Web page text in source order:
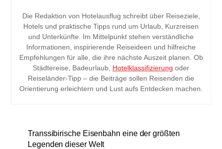
Die Redaktion von Hotelausflug schreibt über Reiseziele,
Hotels und praktische Tipps rund um Urlaub, Kurzreisen
und Unterkünfte. Im Mittelpunkt stehen verständliche
Informationen, inspirierende Reiseideen und hilfreiche
Empfehlungen für alle, die ihre nächste Auszeit planen. Ob
Städtereise, Badeurlaub, Hotelklassifizierung oder
Reiseländer-Tipp – die Beiträge sollen Reisenden die
Orientierung erleichtern und Lust aufs Entdecken machen.
Transsibirische Eisenbahn eine der größten
Legenden dieser Welt